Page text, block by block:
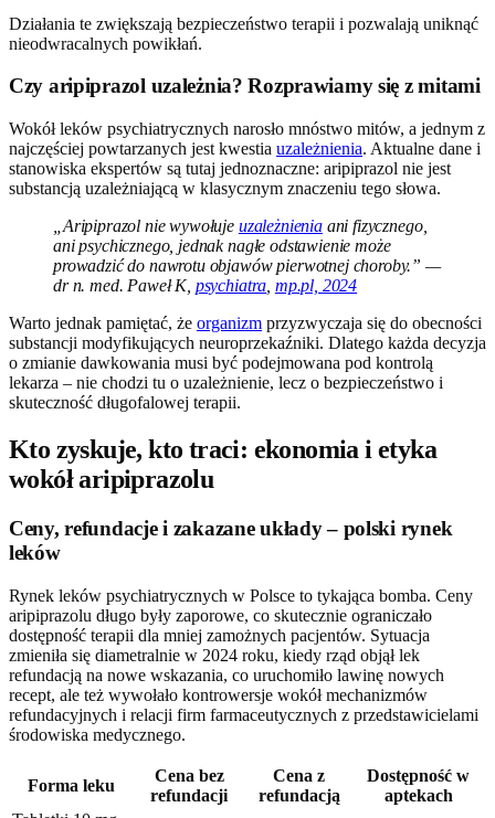
Działania te zwiększają bezpieczeństwo terapii i pozwalają uniknąć
nieodwracalnych powikłań.
Czy aripiprazol uzależnia? Rozprawiamy się z mitami
Wokół leków psychiatrycznych narosło mnóstwo mitów, a jednym z
najczęściej powtarzanych jest kwestia uzależnienia. Aktualne dane i
stanowiska ekspertów są tutaj jednoznaczne: aripiprazol nie jest
substancją uzależniającą w klasycznym znaczeniu tego słowa.
„Aripiprazol nie wywołuje uzależnieniaani fizycznego,
ani psychicznego, jednak nagłe odstawienie może
prowadzić do nawrotu objawów pierwotnej choroby.” —
dr n. med. Paweł K, psychiatra mp.pl, 2024
Warto jednak pamiętać, że organizm przyzwyczaja się do obecności
substancji modyfikujących neuroprzekaźniki. Dlatego każda decyzja
o zmianie dawkowania musi być podejmowana pod kontrolą
lekarza – nie chodzi tu o uzależnienie, lecz o bezpieczeństwo i
skuteczność długofalowej terapii.
Kto zyskuje, kto traci: ekonomia i etyka
wokół aripiprazolu
Ceny, refundacje i zakazane układy – polski rynek
leków
Rynek leków psychiatrycznych w Polsce to tykająca bomba. Ceny
aripiprazolu długo były zaporowe, co skutecznie ograniczało
dostępność terapii dla mniej zamożnych pacjentów. Sytuacja
zmieniła się diametralnie w 2024 roku, kiedy rząd objął lek
refundacją na nowe wskazania, co uruchomiło lawinę nowych
recept, ale też wywołało kontrowersje wokół mechanizmów
refundacyjnych i relacji firm farmaceutycznych z przedstawicielami
środowiska medycznego.
Forma leku
Cena bez
refundacji
Cena z
refundacją
Dostępność w
aptekach